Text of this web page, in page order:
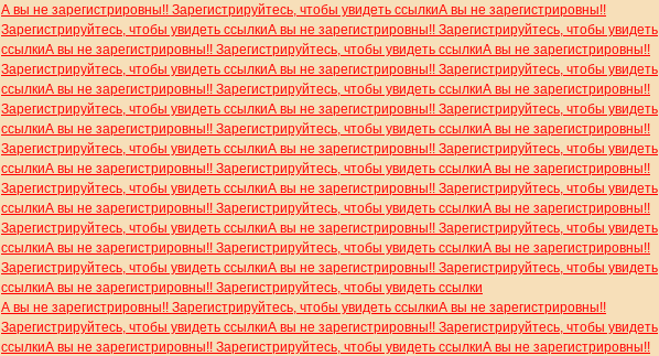
А вы не зарегистрировны!! Зарегистрируйтесь, чтобы увидеть ссылкиА вы не зарегистрировны!!
Зарегистрируйтесь, чтобы увидеть ссылкиА вы не зарегистрировны!! Зарегистрируйтесь, чтобы увидеть
ссылкиА вы не зарегистрировны!! Зарегистрируйтесь, чтобы увидеть ссылкиА вы не зарегистрировны!!
Зарегистрируйтесь, чтобы увидеть ссылкиА вы не зарегистрировны!! Зарегистрируйтесь, чтобы увидеть
ссылкиА вы не зарегистрировны!! Зарегистрируйтесь, чтобы увидеть ссылкиА вы не зарегистрировны!!
Зарегистрируйтесь, чтобы увидеть ссылкиА вы не зарегистрировны!! Зарегистрируйтесь, чтобы увидеть
ссылкиА вы не зарегистрировны!! Зарегистрируйтесь, чтобы увидеть ссылкиА вы не зарегистрировны!!
Зарегистрируйтесь, чтобы увидеть ссылкиА вы не зарегистрировны!! Зарегистрируйтесь, чтобы увидеть
ссылкиА вы не зарегистрировны!! Зарегистрируйтесь, чтобы увидеть ссылкиА вы не зарегистрировны!!
Зарегистрируйтесь, чтобы увидеть ссылкиА вы не зарегистрировны!! Зарегистрируйтесь, чтобы увидеть
ссылкиА вы не зарегистрировны!! Зарегистрируйтесь, чтобы увидеть ссылкиА вы не зарегистрировны!!
Зарегистрируйтесь, чтобы увидеть ссылкиА вы не зарегистрировны!! Зарегистрируйтесь, чтобы увидеть
ссылкиА вы не зарегистрировны!! Зарегистрируйтесь, чтобы увидеть ссылкиА вы не зарегистрировны!!
Зарегистрируйтесь, чтобы увидеть ссылкиА вы не зарегистрировны!! Зарегистрируйтесь, чтобы увидеть
ссылкиА вы не зарегистрировны!! Зарегистрируйтесь, чтобы увидеть ссылки
А вы не зарегистрировны!! Зарегистрируйтесь, чтобы увидеть ссылкиА вы не зарегистрировны!!
Зарегистрируйтесь, чтобы увидеть ссылкиА вы не зарегистрировны!! Зарегистрируйтесь, чтобы увидеть
ссылкиА вы не зарегистрировны!! Зарегистрируйтесь, чтобы увидеть ссылкиА вы не зарегистрировны!!